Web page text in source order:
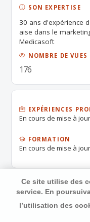
SON EXPERTISE
30 ans d'expérience
aise dans le
Medicasoft
NOMBRE DE VUES
176
EXPÉRIENCES
En cours de mise à
FORMATION
En cours de mise à
Ce site utilise des
service. En
l’utilisation des